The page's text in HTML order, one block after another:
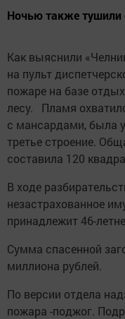
Ночью также тушили
Как выяснили
на пульт
пожаре на базе
лесу. Пламя
с мансардами, была
третье строение.
составила 120
В ходе
незастрахованное
принадлежит 46-
Сумма спасенной
миллиона рублей.
По версии отдела
пожара -поджог.